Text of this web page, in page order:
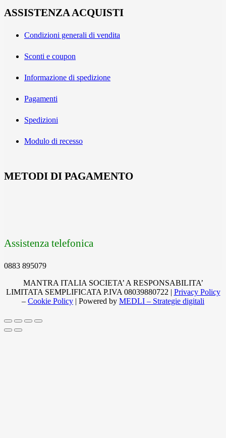
ASSISTENZA ACQUISTI
Condizioni generali di vendita
Sconti e coupon
Informazione di spedizione
Pagamenti
Spedizioni
Modulo di recesso
METODI DI PAGAMENTO
Assistenza telefonica
0883 895079
MANTRA ITALIA SOCIETA’ A RESPONSABILITA’
LIMITATA SEMPLIFICATA P.IVA 08039880722 | Privacy Policy
– Cookie Policy | Powered by MEDLI – Strategie digitali